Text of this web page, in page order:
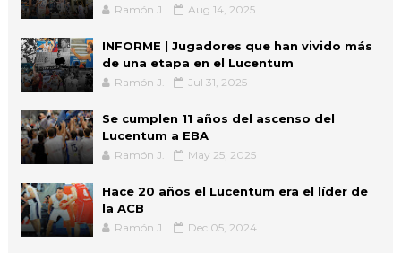
Ramón J. Aug 14, 2025
INFORME | Jugadores que han vivido más
de una etapa en el Lucentum
Ramón J. Jul 31, 2025
Se cumplen 11 años del ascenso del
Lucentum a EBA
Ramón J. May 25, 2025
Hace 20 años el Lucentum era el líder de
la ACB
Ramón J. Dec 05, 2024